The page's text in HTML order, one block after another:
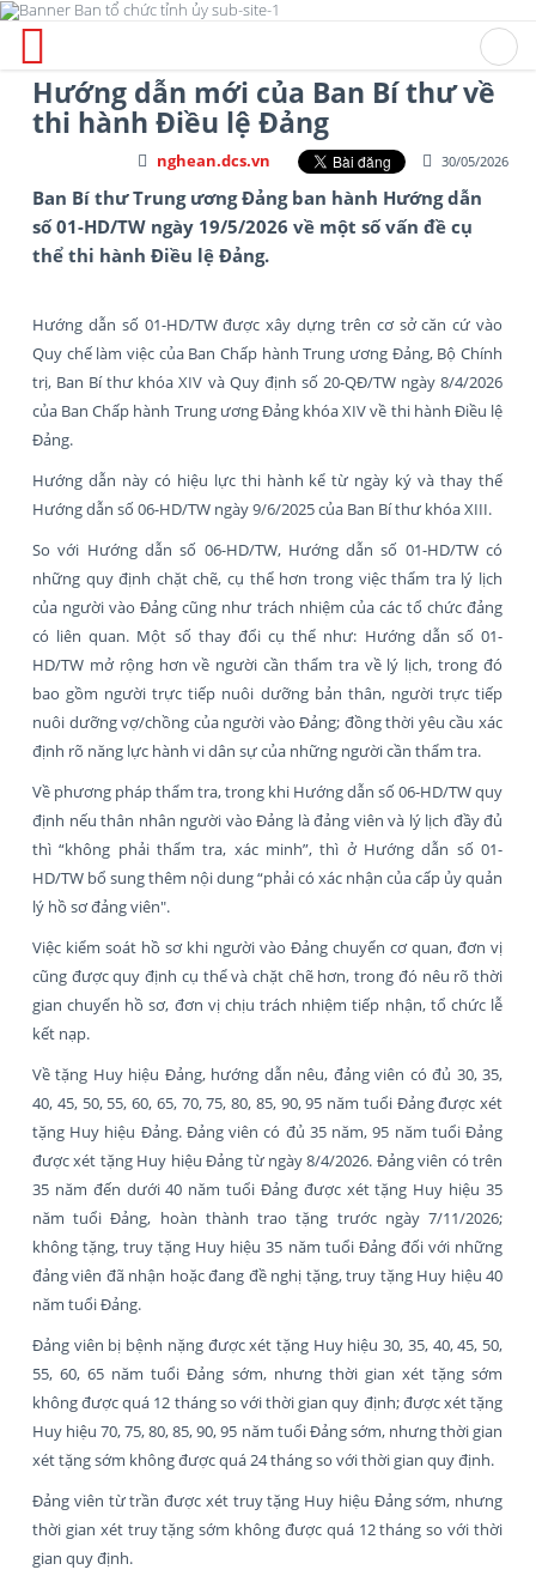
Hướng dẫn mới của Ban Bí thư về
thi hành Điều lệ Đảng
30/05/2026
nghean.dcs.vn
Ban Bí thư Trung ương Đảng ban hành Hướng dẫn
số 01-HD/TW ngày 19/5/2026 về một số vấn đề cụ
thể thi hành Điều lệ Đảng.
Hướng dẫn số 01-HD/TW được xây dựng trên cơ sở căn cứ vào
Quy chế làm việc của Ban Chấp hành Trung ương Đảng, Bộ Chính
trị, Ban Bí thư khóa XIV và Quy định số 20-QĐ/TW ngày 8/4/2026
của Ban Chấp hành Trung ương Đảng khóa XIV về thi hành Điều lệ
Đảng.
Hướng dẫn này có hiệu lực thi hành kể từ ngày ký và thay thế
Hướng dẫn số 06-HD/TW ngày 9/6/2025 của Ban Bí thư khóa XIII.
So với Hướng dẫn số 06-HD/TW, Hướng dẫn số 01-HD/TW có
những quy định chặt chẽ, cụ thể hơn trong việc thẩm tra lý lịch
của người vào Đảng cũng như trách nhiệm của các tổ chức đảng
có liên quan. Một số thay đổi cụ thể như: Hướng dẫn số 01-
HD/TW mở rộng hơn về người cần thẩm tra về lý lịch, trong đó
bao gồm người trực tiếp nuôi dưỡng bản thân, người trực tiếp
nuôi dưỡng vợ/chồng của người vào Đảng; đồng thời yêu cầu xác
định rõ năng lực hành vi dân sự của những người cần thẩm tra.
Về phương pháp thẩm tra, trong khi Hướng dẫn số 06-HD/TW quy
định nếu thân nhân người vào Đảng là đảng viên và lý lịch đầy đủ
thì “không phải thẩm tra, xác minh”, thì ở Hướng dẫn số 01-
HD/TW bổ sung thêm nội dung “phải có xác nhận của cấp ủy quản
lý hồ sơ đảng viên".
Việc kiểm soát hồ sơ khi người vào Đảng chuyển cơ quan, đơn vị
cũng được quy định cụ thể và chặt chẽ hơn, trong đó nêu rõ thời
gian chuyển hồ sơ, đơn vị chịu trách nhiệm tiếp nhận, tổ chức lễ
kết nạp.
Về tặng Huy hiệu Đảng, hướng dẫn nêu, đảng viên có đủ 30, 35,
40, 45, 50, 55, 60, 65, 70, 75, 80, 85, 90, 95 năm tuổi Đảng được xét
tặng Huy hiệu Đảng. Đảng viên có đủ 35 năm, 95 năm tuổi Đảng
được xét tặng Huy hiệu Đảng từ ngày 8/4/2026. Đảng viên có trên
35 năm đến dưới 40 năm tuổi Đảng được xét tặng Huy hiệu 35
năm tuổi Đảng, hoàn thành trao tặng trước ngày 7/11/2026;
không tặng, truy tặng Huy hiệu 35 năm tuổi Đảng đối với những
đảng viên đã nhận hoặc đang đề nghị tặng, truy tặng Huy hiệu 40
năm tuổi Đảng.
Đảng viên bị bệnh nặng được xét tặng Huy hiệu 30, 35, 40, 45, 50,
55, 60, 65 năm tuổi Đảng sớm, nhưng thời gian xét tặng sớm
không được quá 12 tháng so với thời gian quy định; được xét tặng
Huy hiệu 70, 75, 80, 85, 90, 95 năm tuổi Đảng sớm, nhưng thời gian
xét tặng sớm không được quá 24 tháng so với thời gian quy định.
Đảng viên từ trần được xét truy tặng Huy hiệu Đảng sớm, nhưng
thời gian xét truy tặng sớm không được quá 12 tháng so với thời
gian quy định.